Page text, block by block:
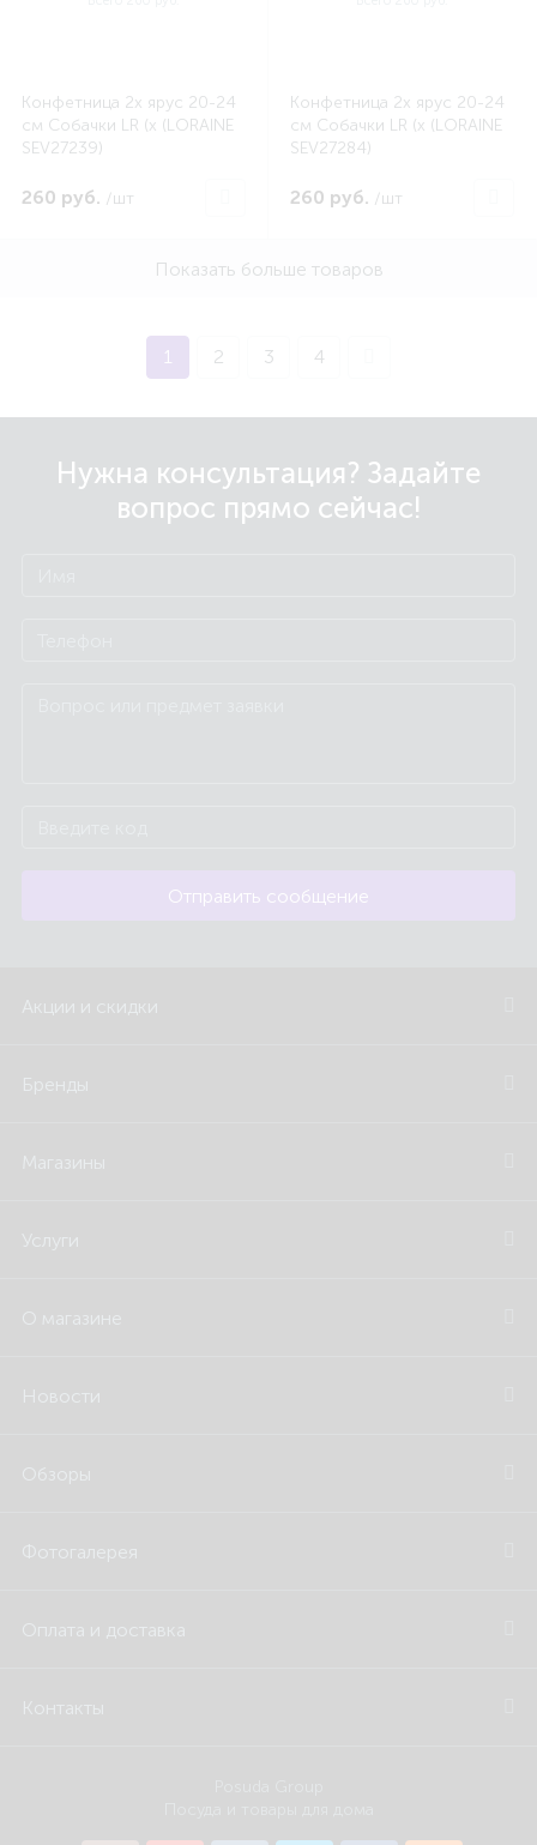
Конфетница 2х ярус 20-24
см Собачки LR (х (LORAINE
SEV27239)
260 руб. /шт
Конфетница 2х ярус 20-24
см Собачки LR (х (LORAINE
SEV27284)
260 руб. /шт
Показать больше товаров
1 2 3 4
Нужна консультация? Задайте
вопрос прямо сейчас!
Отправить сообщение
Акции и скидки
Бренды
Магазины
Услуги
О магазине
Новости
Обзоры
Фотогалерея
Оплата и доставка
Контакты